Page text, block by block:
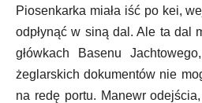
Piosenkarka miała iść po kei,
odpłynąć w siną dal. Ale ta dal
główkach Basenu
żeglarskich dokumentów nie
na redę portu. Manewr